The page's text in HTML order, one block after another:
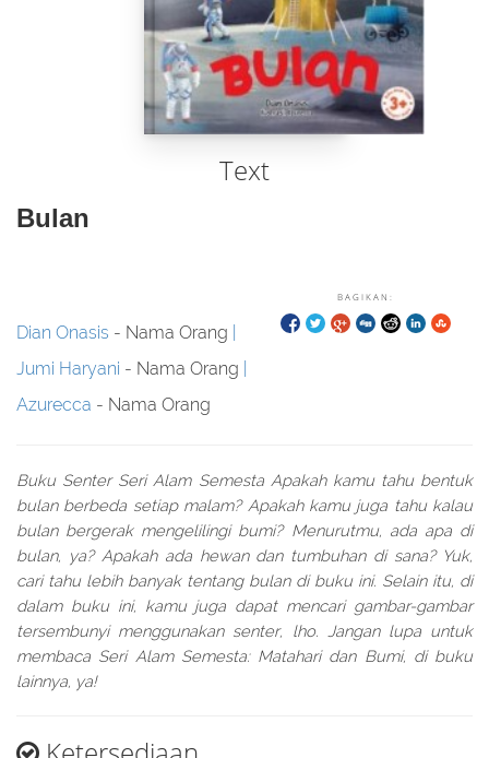
Text
Bulan
BAGIKAN:
Dian Onasis - Nama Orang
Jumi Haryani - Nama Orang
Azurecca - Nama Orang
Buku Senter Seri Alam Semesta Apakah kamu tahu bentuk
bulan berbeda setiap malam? Apakah kamu juga tahu kalau
bulan bergerak mengelilingi bumi? Menurutmu, ada apa di
bulan, ya? Apakah ada hewan dan tumbuhan di sana? Yuk,
cari tahu lebih banyak tentang bulan di buku ini. Selain itu, di
dalam buku ini, kamu juga dapat mencari gambar-gambar
tersembunyi menggunakan senter, lho. Jangan lupa untuk
membaca Seri Alam Semesta: Matahari dan Bumi, di buku
lainnya, ya!